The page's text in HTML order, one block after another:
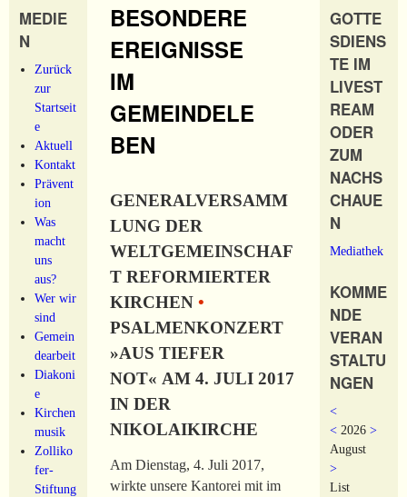
MEDIE
N
Zurück
zur
Startseit
e
Aktuell
Kontakt
Prävent
ion
Was
macht
uns
aus?
Wer wir
sind
Gemein
dearbeit
Diakoni
e
Kirchen
musik
Zolliko
fer-
Stiftung
BESONDERE
EREIGNISSE
IM
GEMEINDELE
BEN
GENERALVERSAMM
LUNG DER
WELTGEMEINSCHAF
T REFORMIERTER
KIRCHEN •
PSALMENKONZERT
»AUS TIEFER
NOT« AM 4. JULI 2017
IN DER
NIKOLAIKIRCHE
Am Dienstag, 4. Juli 2017,
wirkte unsere Kantorei mit im
GOTTE
SDIENS
TE IM
LIVEST
REAM
ODER
ZUM
NACHS
CHAUE
N
Mediathek
KOMME
NDE
VERAN
STALTU
NGEN
<
< 2026>
August
>
List